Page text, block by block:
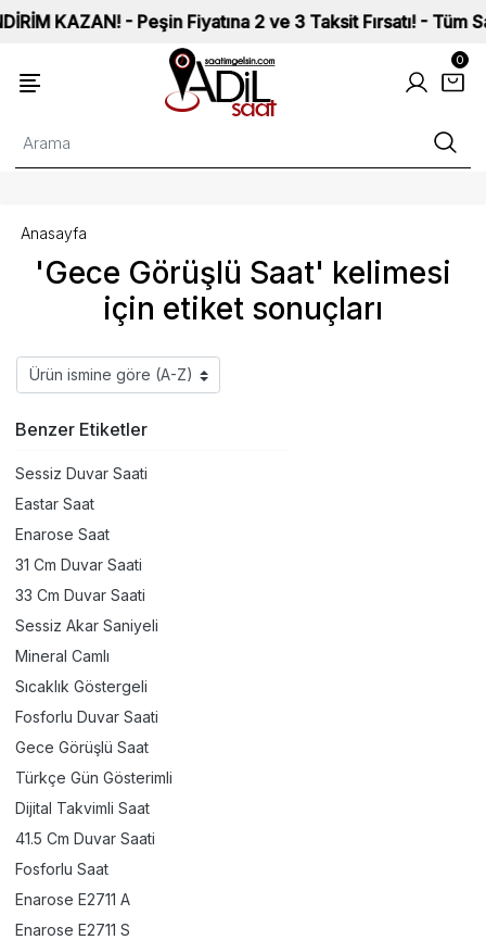
KAZAN! - Peşin Fiyatına 2 ve 3 Taksit Fırsatı! - Tüm
0
'Gece Görüşlü Saat' kelimesi
için etiket sonuçları
Anasayfa
Benzer Etiketler
Sessiz Duvar Saati
Eastar Saat
Enarose Saat
31 Cm Duvar Saati
33 Cm Duvar Saati
Sessiz Akar Saniyeli
Mineral Camlı
Sıcaklık Göstergeli
Fosforlu Duvar Saati
Gece Görüşlü Saat
Türkçe Gün Gösterimli
Dijital Takvimli Saat
41.5 Cm Duvar Saati
Fosforlu Saat
Enarose E2711 A
Enarose E2711 S